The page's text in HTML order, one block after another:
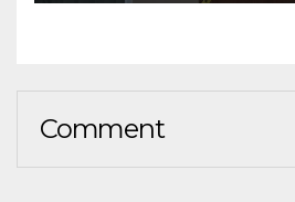
Comment